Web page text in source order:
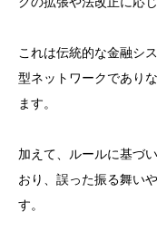
これは伝統的な金融シ
型ネットワークであり
ます。
加えて、ルールに基づ
おり、誤った振る舞い
す。